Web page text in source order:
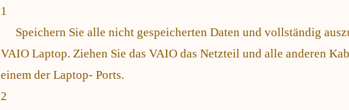
1
Speichern Sie alle nicht gespeicherten Daten und vollständig
VAIO Laptop. Ziehen Sie das VAIO das Netzteil und alle anderen
einem der Laptop- Ports.
2